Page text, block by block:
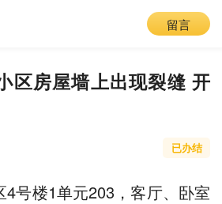
留言
区房屋墙上出现裂缝 开
已办结
号楼1单元203，客厅、卧室